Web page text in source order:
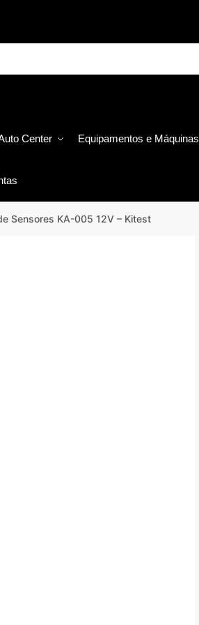
Center Equipamentos e Máquinas
Sensores KA-005 12V – Kitest